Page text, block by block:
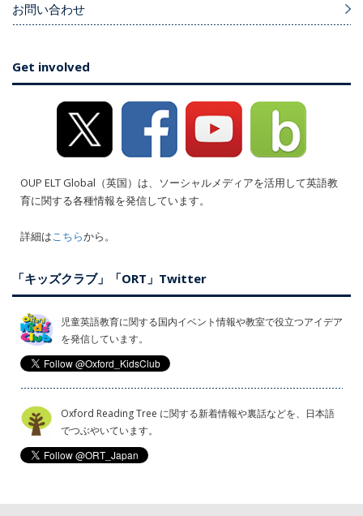
お問い合わせ
Get involved
OUP ELT Global（英国）は、ソーシャルメディアを活用して英語教
育に関する各種情報を発信しています。
詳細はこちらから。
「キッズクラブ」「ORT」Twitter
児童英語教育に関する国内イベント情報や教室で役立つアイデア
を発信しています。
Oxford Reading Tree に関する新着情報や裏話などを、日本語
でつぶやいています。